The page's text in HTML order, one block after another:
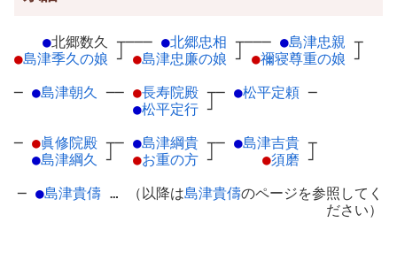
●北郷数久
┬
●島津季久の娘 ┘
─── ●北郷忠相 ┬
●島津忠廉の娘 ┘
─── ●島津忠親 ┬
●禰寝尊重の娘 ┘
─ ●島津朝久 ── ●長寿院殿 ┬
●松平定行 ┘
─ ●松平定頼 ─
─ ●眞修院殿 ┬
●島津綱久 ┘
─ ●島津綱貴 ┬
●お重の方 ┘
─ ●島津吉貴 ┬
●須磨 ┘
─ ●島津貴儔 … （以降は島津貴儔のページを参照してく
ださい）